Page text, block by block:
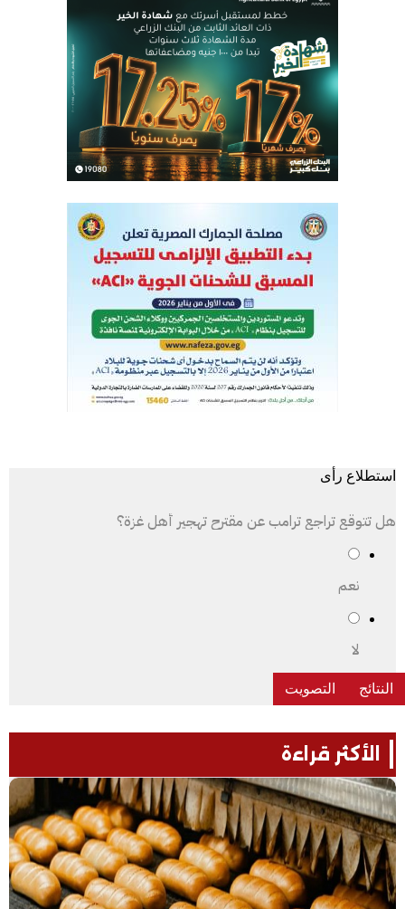
استطلاع رأى
هل تتوقع تراجع ترامب عن مقترح تهجير أهل غزة؟
نعم
لا
الأكثر قراءة